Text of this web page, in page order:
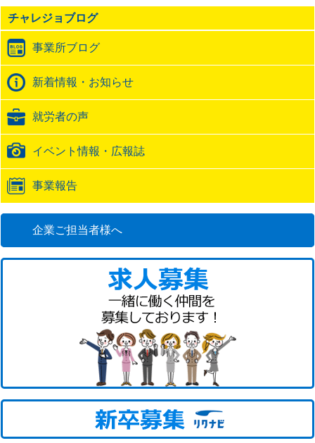
の
ト
ラ
ッ
ク
バ
ッ
URL
チャレジョブログ
事業所ブログ
新着情報・お知らせ
就労者の声
イベント情報・広報誌
事業報告
企業ご担当者様へ